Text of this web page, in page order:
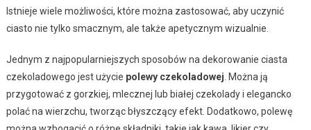
Istnieje wiele możliwości, które można zastosować, aby uczynić
ciasto nie tylko smacznym, ale także apetycznym wizualnie.
Jednym z najpopularniejszych sposobów na dekorowanie ciasta
czekoladowego jest użycie polewy czekoladowej . Można ją
przygotować z gorzkiej, mlecznej lub białej czekolady i elegancko
polać na wierzchu, tworząc błyszczący efekt. Dodatkowo, polewę